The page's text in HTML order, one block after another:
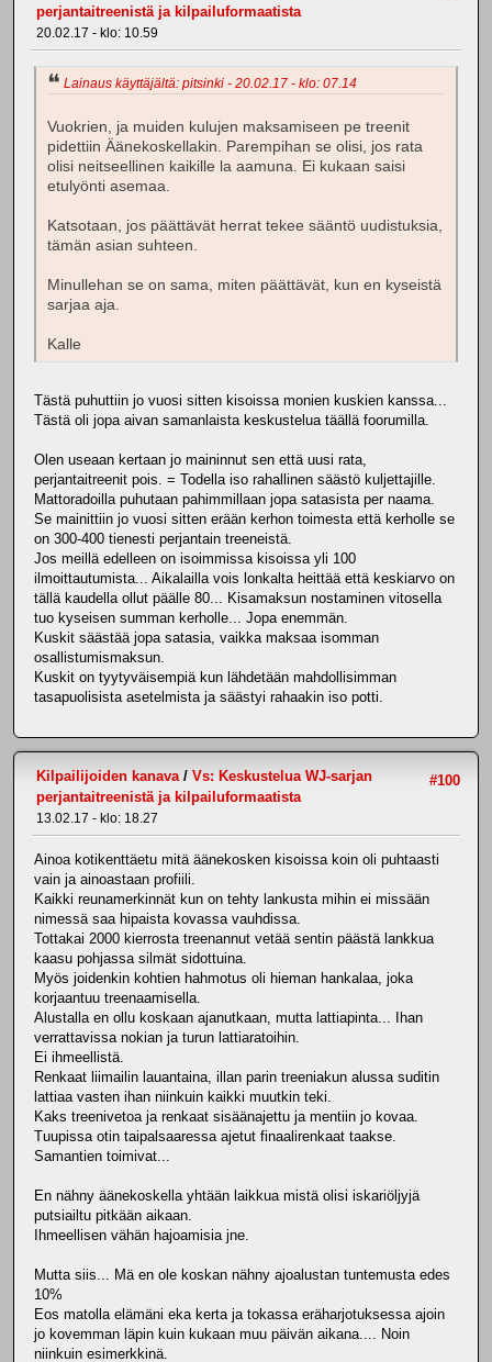
perjantaitreenistä ja kilpailuformaatista
20.02.17 - klo: 10.59
Lainaus käyttäjältä: pitsinki - 20.02.17 - klo: 07.14
Vuokrien, ja muiden kulujen maksamiseen pe treenit
pidettiin Äänekoskellakin. Parempihan se olisi, jos rata
olisi neitseellinen kaikille la aamuna. Ei kukaan saisi
etulyönti asemaa.
Katsotaan, jos päättävät herrat tekee sääntö uudistuksia,
tämän asian suhteen.
Minullehan se on sama, miten päättävät, kun en kyseistä
sarjaa aja.
Kalle
Tästä puhuttiin jo vuosi sitten kisoissa monien kuskien kanssa...
Tästä oli jopa aivan samanlaista keskustelua täällä foorumilla.
Olen useaan kertaan jo maininnut sen että uusi rata,
perjantaitreenit pois. = Todella iso rahallinen säästö kuljettajille.
Mattoradoilla puhutaan pahimmillaan jopa satasista per naama.
Se mainittiin jo vuosi sitten erään kerhon toimesta että kerholle se
on 300-400 tienesti perjantain treeneistä.
Jos meillä edelleen on isoimmissa kisoissa yli 100
ilmoittautumista... Aikalailla vois lonkalta heittää että keskiarvo on
tällä kaudella ollut päälle 80... Kisamaksun nostaminen vitosella
tuo kyseisen summan kerholle... Jopa enemmän.
Kuskit säästää jopa satasia, vaikka maksaa isomman
osallistumismaksun.
Kuskit on tyytyväisempiä kun lähdetään mahdollisimman
tasapuolisista asetelmista ja säästyi rahaakin iso potti.
#100
Kilpailijoiden kanava / Vs: Keskustelua WJ-sarjan
perjantaitreenistä ja kilpailuformaatista
13.02.17 - klo: 18.27
Ainoa kotikenttäetu mitä äänekosken kisoissa koin oli puhtaasti
vain ja ainoastaan profiili.
Kaikki reunamerkinnät kun on tehty lankusta mihin ei missään
nimessä saa hipaista kovassa vauhdissa.
Tottakai 2000 kierrosta treenannut vetää sentin päästä lankkua
kaasu pohjassa silmät sidottuina.
Myös joidenkin kohtien hahmotus oli hieman hankalaa, joka
korjaantuu treenaamisella.
Alustalla en ollu koskaan ajanutkaan, mutta lattiapinta... Ihan
verrattavissa nokian ja turun lattiaratoihin.
Ei ihmeellistä.
Renkaat liimailin lauantaina, illan parin treeniakun alussa suditin
lattiaa vasten ihan niinkuin kaikki muutkin teki.
Kaks treenivetoa ja renkaat sisäänajettu ja mentiin jo kovaa.
Tuupissa otin taipalsaaressa ajetut finaalirenkaat taakse.
Samantien toimivat...
En nähny äänekoskella yhtään laikkua mistä olisi iskariöljyjä
putsiailtu pitkään aikaan.
Ihmeellisen vähän hajoamisia jne.
Mutta siis... Mä en ole koskan nähny ajoalustan tuntemusta edes
10%
Eos matolla elämäni eka kerta ja tokassa eräharjotuksessa ajoin
jo kovemman läpin kuin kukaan muu päivän aikana.... Noin
niinkuin esimerkkinä.